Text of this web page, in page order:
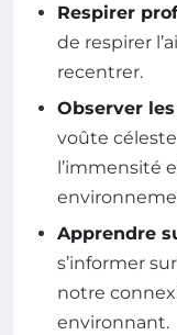
Respirer
de respirer
recentrer.
Observer
voûte
l’immensité
Apprendre
s’informer
notre
environnant.